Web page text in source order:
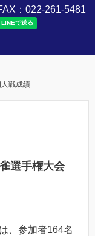
： 022-261-5481
戦成績
選手権大会
、参加者164名